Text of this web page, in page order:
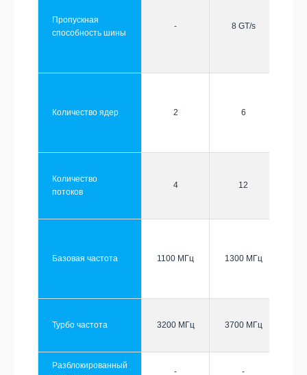
Пропускная
способность шины
- 8 GT/s
Количество ядер 2 6
Количество
потоков
4 12
Базовая частота 1100 МГц 1300 МГц
Турбо частота 3200 МГц 3700 МГц
Разблокированный
- -